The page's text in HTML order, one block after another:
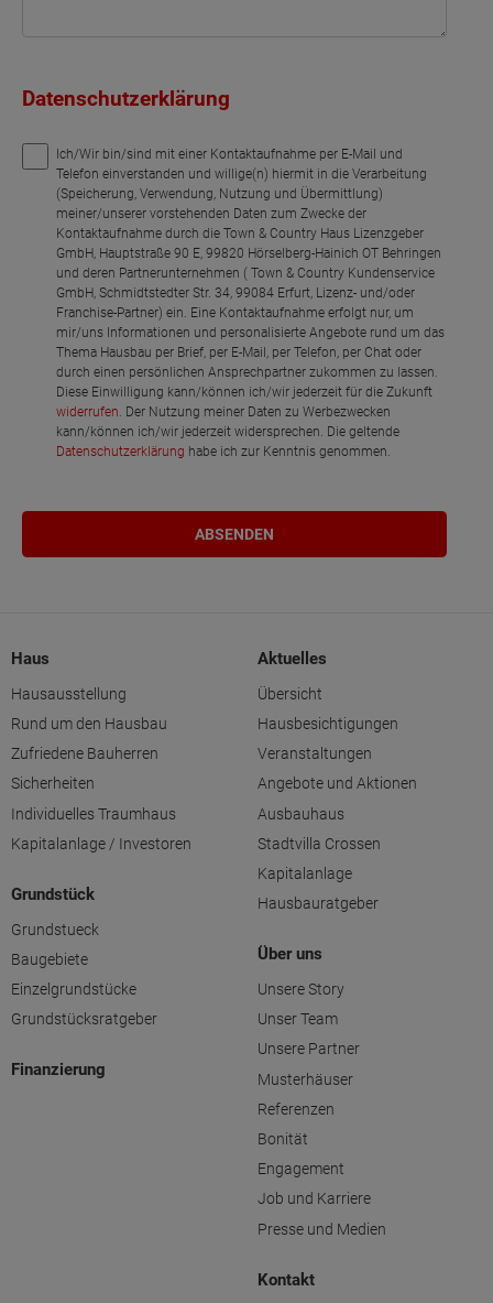
Datenschutzerklärung
Ich/Wir bin/sind mit einer Kontaktaufnahme per E-Mail und
Telefon einverstanden und willige(n) hiermit in die Verarbeitung
(Speicherung, Verwendung, Nutzung und Übermittlung)
meiner/unserer vorstehenden Daten zum Zwecke der
Kontaktaufnahme durch die Town & Country Haus Lizenzgeber
GmbH, Hauptstraße 90 E, 99820 Hörselberg-Hainich OT Behringen
und deren Partnerunternehmen ( Town & Country Kundenservice
GmbH, Schmidtstedter Str. 34, 99084 Erfurt, Lizenz- und/oder
Franchise-Partner) ein. Eine Kontaktaufnahme erfolgt nur, um
mir/uns Informationen und personalisierte Angebote rund um das
Thema Hausbau per Brief, per E-Mail, per Telefon, per Chat oder
durch einen persönlichen Ansprechpartner zukommen zu lassen.
Diese Einwilligung kann/können ich/wir jederzeit für die Zukunft
widerrufen . Der Nutzung meiner Daten zu Werbezwecken
kann/können ich/wir jederzeit widersprechen. Die geltende
Datenschutzerklärung habe ich zur Kenntnis genommen.
Haus
Hausausstellung
Rund um den Hausbau
Zufriedene Bauherren
Sicherheiten
Individuelles Traumhaus
Kapitalanlage / Investoren
Grundstück
Grundstueck
Baugebiete
Einzelgrundstücke
Grundstücksratgeber
Finanzierung
Aktuelles
Übersicht
Hausbesichtigungen
Veranstaltungen
Angebote und Aktionen
Ausbauhaus
Stadtvilla Crossen
Kapitalanlage
Hausbauratgeber
Über uns
Unsere Story
Unser Team
Unsere Partner
Musterhäuser
Referenzen
Bonität
Engagement
Job und Karriere
Presse und Medien
Kontakt